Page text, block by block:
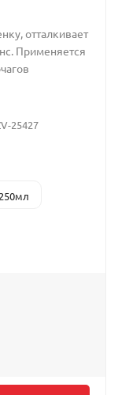
отталкивает
Применяется
25427
250мл